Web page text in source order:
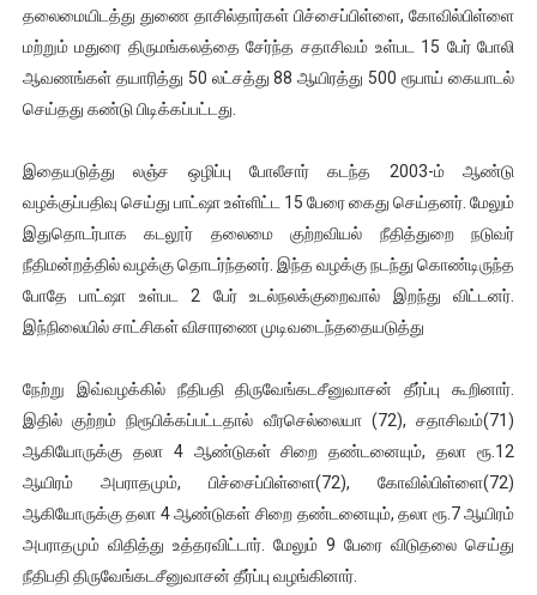
தலைமையிடத்து துணை தாசில்தார்கள் பிச்சைப்பிள்ளை, கோவில்பிள்ளை
மற்றும் மதுரை திருமங்கலத்தை சேர்ந்த சதாசிவம் உள்பட 15 பேர் போலி
ஆவணங்கள் தயாரித்து 50 லட்சத்து 88 ஆயிரத்து 500 ரூபாய் கையாடல்
செய்தது கண்டு பிடிக்கப்பட்டது.
இதையடுத்து லஞ்ச ஒழிப்பு போலீசார் கடந்த 2003-ம் ஆண்டு
வழக்குப்பதிவு செய்து பாட்‌ஷா உள்ளிட்ட 15 பேரை கைது செய்தனர். மேலும்
இதுதொடர்பாக கடலூர் தலைமை குற்றவியல் நீதித்துறை நடுவர்
நீதிமன்றத்தில் வழக்கு தொடர்ந்தனர். இந்த வழக்கு நடந்து கொண்டிருந்த
போதே பாட்‌ஷா உள்பட 2 பேர் உடல்நலக்குறைவால் இறந்து விட்டனர்.
இந்நிலையில் சாட்சிகள் விசாரணை முடிவடைந்ததையடுத்து
நேற்று இவ்வழக்கில் நீதிபதி திருவேங்கடசீனுவாசன் தீர்ப்பு கூறினார்.
இதில் குற்றம் நிரூபிக்கப்பட்டதால் வீரசெல்லையா (72), சதாசிவம்(71)
ஆகியோருக்கு தலா 4 ஆண்டுகள் சிறை தண்டனையும், தலா ரூ.12
ஆயிரம் அபராதமும், பிச்சைப்பிள்ளை(72), கோவில்பிள்ளை(72)
ஆகியோருக்கு தலா 4 ஆண்டுகள் சிறை தண்டனையும், தலா ரூ.7 ஆயிரம்
அபராதமும் விதித்து உத்தரவிட்டார். மேலும் 9 பேரை விடுதலை செய்து
நீதிபதி திருவேங்கடசீனுவாசன் தீர்ப்பு வழங்கினார்.